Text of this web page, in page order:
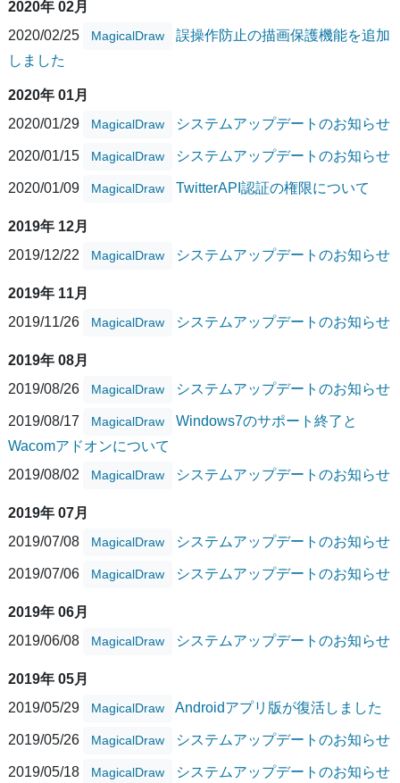
2020年 02月
2020/02/25
MagicalDraw
誤操作防止の描画保護機能を追加
しました
2020年 01月
2020/01/29
MagicalDraw システムアップデートのお知らせ
2020/01/15 MagicalDraw システムアップデートのお知らせ
2020/01/09 MagicalDraw TwitterAPI認証の権限について
2019年 12月
2019/12/22
MagicalDraw システムアップデートのお知らせ
2019年 11月
2019/11/26
MagicalDraw システムアップデートのお知らせ
2019年 08月
2019/08/26
MagicalDraw システムアップデートのお知らせ
2019/08/17 MagicalDraw
Windows7のサポート終了と
Wacomアドオンについて
2019/08/02
MagicalDraw システムアップデートのお知らせ
2019年 07月
2019/07/08
MagicalDraw システムアップデートのお知らせ
2019/07/06 MagicalDraw システムアップデートのお知らせ
2019年 06月
2019/06/08
MagicalDraw システムアップデートのお知らせ
2019年 05月
2019/05/29
MagicalDraw Androidアプリ版が復活しました
2019/05/26 MagicalDraw システムアップデートのお知らせ
2019/05/18 MagicalDraw システムアップデートのお知らせ